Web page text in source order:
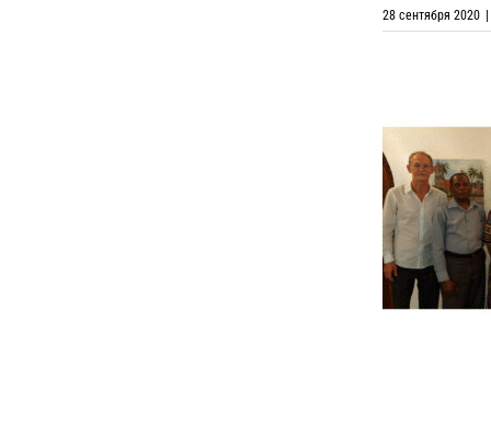
28 сентября 2020
Выставка
в